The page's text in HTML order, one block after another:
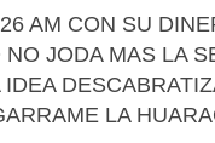
AM CON SU
NO JODA MAS LA
LA